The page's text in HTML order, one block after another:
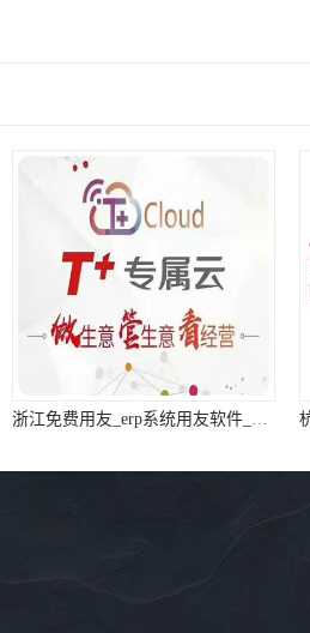
浙江免费用友_erp系统用友软件_浙江用友